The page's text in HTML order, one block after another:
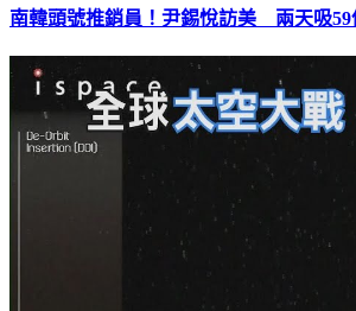
南韓頭號推銷員！尹錫悅訪美 兩天吸59